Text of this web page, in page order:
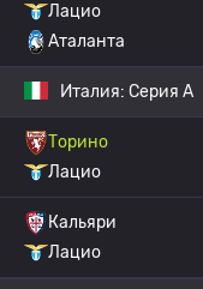
Лацио
Аталанта
Италия: Серия А
Торино
Лацио
Кальяри
Лацио